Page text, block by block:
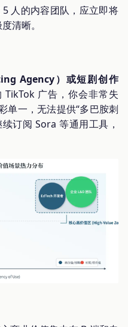
5 人的内容团队，应立即将
清晰。
Agency） 或短剧创作
TikTok 广告，你会非常失
单一，无法提供“多巴胺刺
订阅 Sora 等通用工具，